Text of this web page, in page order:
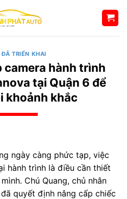
TRIỂN KHAI
camera hành trình
tại Quận 6 để
khoảnh khắc
ngày càng phức tạp, việc
hành trình là điều cần thiết
Chú Quang, chủ nhân
quyết định nâng cấp chiếc